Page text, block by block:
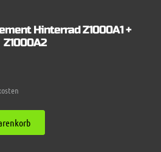
Hinterrad Z1000A1 +
Z1000A2